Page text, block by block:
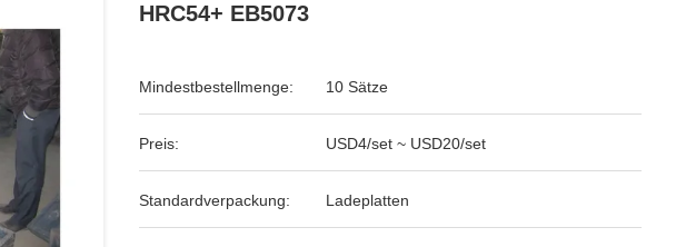
HRC54+ EB5073
Mindestbestellmenge: 10 Sätze
Preis: USD4/set ~ USD20/set
Standardverpackung: Ladeplatten